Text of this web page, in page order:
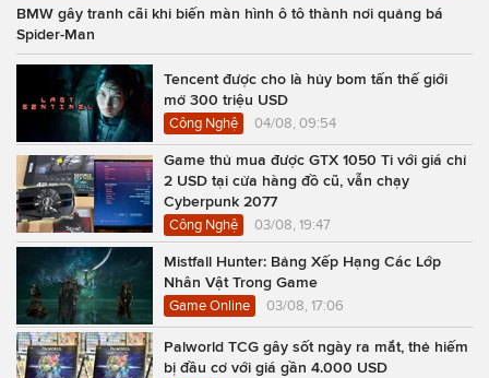
BMW gây tranh cãi khi biến màn hình ô tô thành nơi quảng bá
Spider-Man
Tencent được cho là hủy bom tấn thế giới
mở 300 triệu USD
Công Nghệ 04/08, 09:54
Game thủ mua được GTX 1050 Ti với giá chỉ
2 USD tại cửa hàng đồ cũ, vẫn chạy
Cyberpunk 2077
Công Nghệ 03/08, 19:47
Mistfall Hunter: Bảng Xếp Hạng Các Lớp
Nhân Vật Trong Game
Game Online 03/08, 17:06
Palworld TCG gây sốt ngày ra mắt, thẻ hiếm
bị đầu cơ với giá gần 4.000 USD